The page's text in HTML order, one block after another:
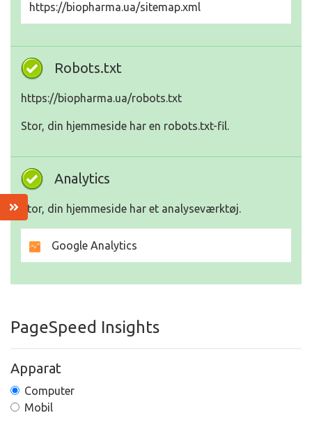
https://biopharma.ua/sitemap.xml
Robots.txt
https://biopharma.ua/robots.txt
Stor, din hjemmeside har en robots.txt-fil.
Analytics
Stor, din hjemmeside har et analyseværktøj.
Google Analytics
PageSpeed Insights
Apparat
Computer
Mobil